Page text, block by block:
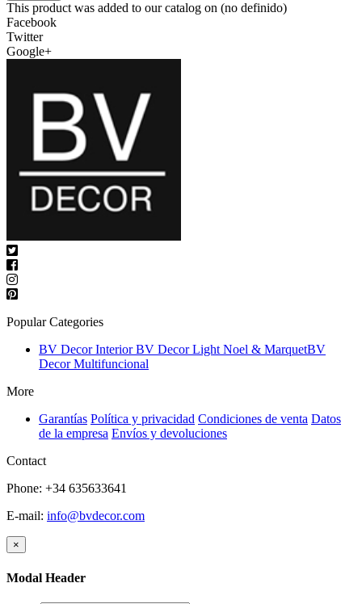
This product was added to our catalog on (no definido)
Facebook
Twitter
Google+
Popular Categories
BV Decor InteriorBV Decor Light Noel & MarquetBV
Decor Multifuncional
More
Garantías Política y privacidad Condiciones de venta Datos
de la empresa Envíos y devoluciones
Contact
Phone: +34 635633641
E-mail: info@bvdecor.com
×
Modal Header